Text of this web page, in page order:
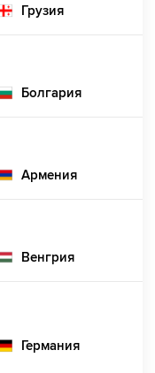
Грузия
Болгария
Армения
Венгрия
Германия